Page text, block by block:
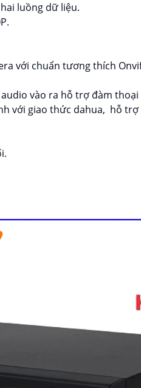
luồng dữ liệu.
với chuẩn tương thích
audio vào ra hỗ trợ đàm
với giao thức dahua, hỗ